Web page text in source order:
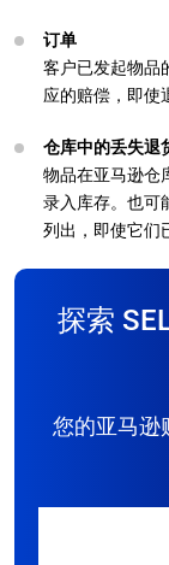
订单
客户已发起物品
应的赔偿，即使
仓库中的丢失退
物品在亚马逊仓
录入库存。也可
列出，即使它们
探索
您的亚马逊